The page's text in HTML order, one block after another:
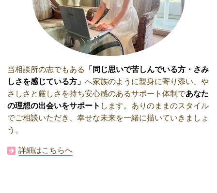
当相談所の志でもある
「同じ思いで苦しんでいる方・さみ
しさを感じている方」 へ家族のように親身に寄り添い、や
さしさと厳しさを持ち安心感のあるサポート体制であなた
の理想の出会いをサポート します。 ありのままのスタイル
でご相談いただき、幸せな未来を一緒に描いていきましょ
う。
詳細はこちらへ